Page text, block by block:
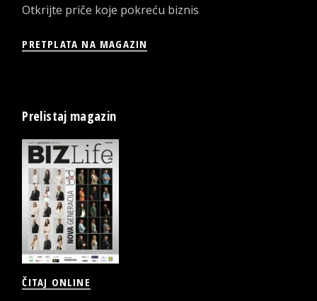
Otkrijte priče koje pokreću biznis
PRETPLATA NA MAGAZIN
Prelistaj magazin
ČITAJ ONLINE